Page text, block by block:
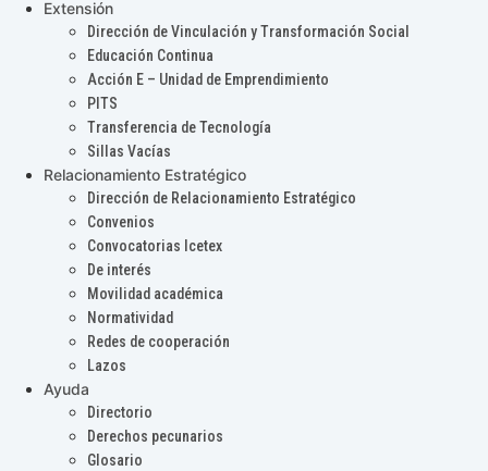
Extensión
Dirección de Vinculación y Transformación Social
Educación Continua
Acción E – Unidad de Emprendimiento
PITS
Transferencia de Tecnología
Sillas Vacías
Relacionamiento Estratégico
Dirección de Relacionamiento Estratégico
Convenios
Convocatorias Icetex
De interés
Movilidad académica
Normatividad
Redes de cooperación
Lazos
Ayuda
Directorio
Derechos pecunarios
Glosario